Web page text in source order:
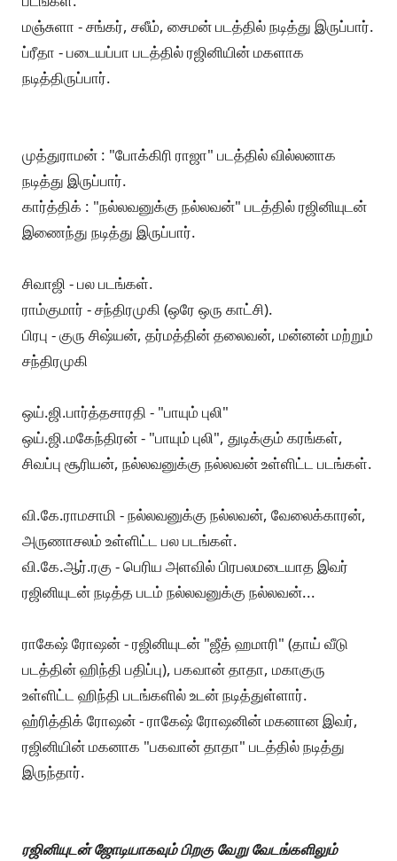
மஞ்சுளா - சங்கர், சலீம், சைமன் படத்தில் நடித்து இருப்பார்.
ப்ரீதா - படையப்பா படத்தில் ரஜினியின் மகளாக
நடித்திருப்பார்.
முத்துராமன் : "போக்கிரி ராஜா" படத்தில் வில்லனாக
நடித்து இருப்பார்.
கார்த்திக் : "நல்லவனுக்கு நல்லவன்" படத்தில் ரஜினியுடன்
இணைந்து நடித்து இருப்பார்.
சிவாஜி - பல படங்கள்.
ராம்குமார் - சந்திரமுகி (ஒரே ஒரு காட்சி).
பிரபு - குரு சிஷ்யன், தர்மத்தின் தலைவன், மன்னன் மற்றும்
சந்திரமுகி
ஒய்.ஜி.பார்த்தசாரதி - "பாயும் புலி"
ஒய்.ஜி.மகேந்திரன் - "பாயும் புலி", துடிக்கும் கரங்கள்,
சிவப்பு சூரியன், நல்லவனுக்கு நல்லவன் உள்ளிட்ட படங்கள்.
வி.கே.ராமசாமி - நல்லவனுக்கு நல்லவன், வேலைக்காரன்,
அருணாசலம் உள்ளிட்ட பல படங்கள்.
வி.கே.ஆர்.ரகு - பெரிய அளவில் பிரபலமடையாத இவர்
ரஜினியுடன் நடித்த படம் நல்லவனுக்கு நல்லவன்...
ராகேஷ் ரோஷன் - ரஜினியுடன் "ஜீத் ஹமாரி" (தாய் வீடு
படத்தின் ஹிந்தி பதிப்பு), பகவான் தாதா, மகாகுரு
உள்ளிட்ட ஹிந்தி படங்களில் உடன் நடித்துள்ளார்.
ஹ்ரித்திக் ரோஷன் - ராகேஷ் ரோஷனின் மகனான இவர்,
ரஜினியின் மகனாக "பகவான் தாதா" படத்தில் நடித்து
இருந்தார்.
ரஜினியுடன் ஜோடியாகவும் பிறகு வேறு வேடங்களிலும்